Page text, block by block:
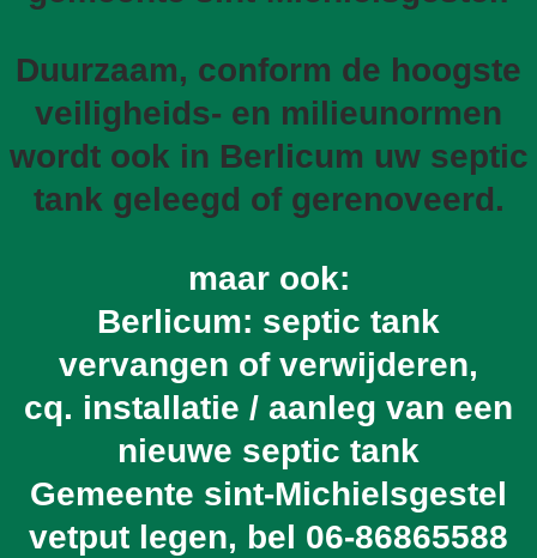
Duurzaam, conform de hoogste
veiligheids- en milieunormen
wordt ook in Berlicum uw septic
tank geleegd of gerenoveerd.
maar ook:
Berlicum: septic tank
vervangen of verwijderen,
cq. installatie / aanleg van een
nieuwe septic tank
Gemeente sint-Michielsgestel
vetput legen, bel 06-86865588